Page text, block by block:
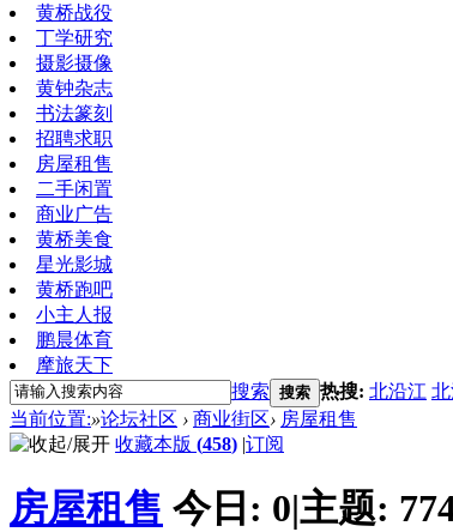
黄桥战役
丁学研究
摄影摄像
黄钟杂志
书法篆刻
招聘求职
房屋租售
二手闲置
商业广告
黄桥美食
星光影城
黄桥跑吧
小主人报
鹏晨体育
摩旅天下
搜索 搜索 热搜: 北沿江
当前位置:»论坛社区 › 商业街区› 房屋租售
收藏本版 (458) |订阅
房屋租售 今日: 0|主题: